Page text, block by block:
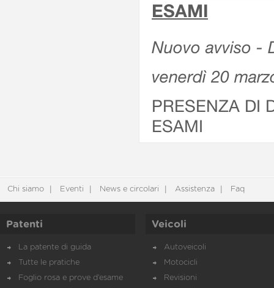
ESAMI
Nuovo avviso -
venerdì 20
PRESENZA DI
ESAMI
Chi siamo Eventi News e circolari Assistenza Faq
Patenti
La patente di guida
Tutte le pratiche
Foglio rosa e prove d’esame
Veicoli
Autoveicoli
Motocicli
Revisioni